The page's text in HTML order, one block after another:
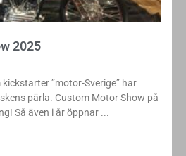
2025
”motor-Sverige” har
pärla. Custom Motor Show på
Så även i år öppnar